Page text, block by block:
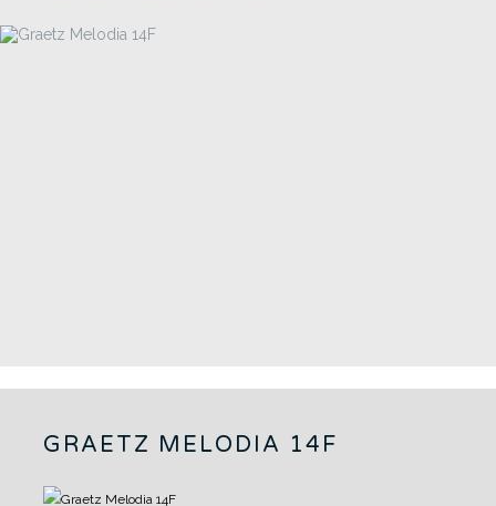
GRAETZ MELODIA 14F